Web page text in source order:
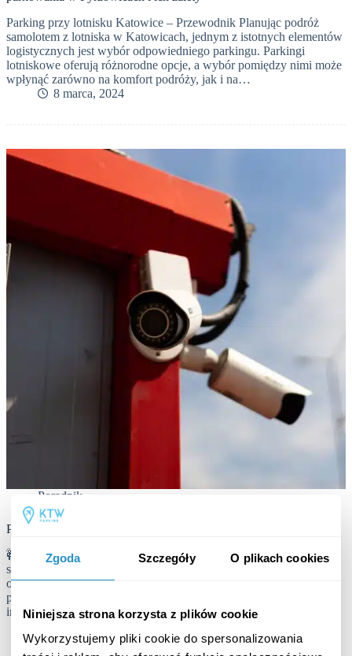
Zgoda Szczegóły O plikach cookies
Niniejsza strona korzysta z plików cookie
Wykorzystujemy pliki cookie do spersonalizowania
Parking przy lotnisku Katowice – Przewodnik Planując podróż
samolotem z lotniska w Katowicach, jednym z istotnych elementów
logistycznych jest wybór odpowiedniego parkingu. Parkingi
lotniskowe oferują różnorodne opcje, a wybór pomiędzy nimi może
wpłynąć zarówno na komfort podróży, jak i na…
8 marca, 2024
Poradnik
Parking dozorowany, monitorowany i ubezpieczony
🚧 Parking strzeżony – co to naprawdę znaczy? Hasło „parking
strzeżony” brzmi solidnie. Kojarzy się z bezpieczeństwem,
odpowiedzialnością i spokojem. Nic dziwnego, że wielu właścicieli
parkingów chętnie go używa – bo dobrze wygląda na stronie
internetowej. Ale… w rzeczywistości strzeżony…